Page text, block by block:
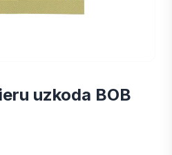
uzkoda BOB